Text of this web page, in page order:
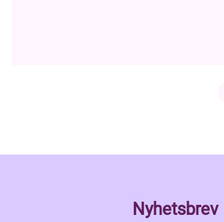
Nyhetsbrev